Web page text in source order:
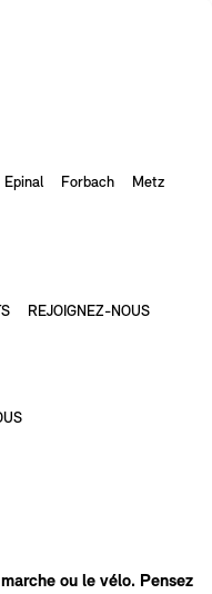
Epinal Forbach
Metz
REJOIGNEZ-NOUS
ou le vélo. Pensez